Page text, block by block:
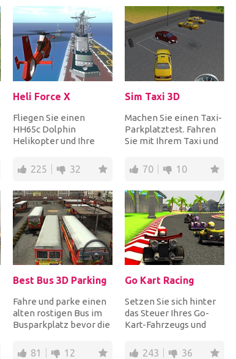
Heli Force X
Fliegen Sie einen
HH65c Dolphin
Helikopter und Ihre
Überlebenden von der
Insel...
225 32
Sim Taxi 3D
Machen Sie einen Taxi-
Parkplatztest. Fahren
Sie mit Ihrem Taxi und
Parkplatz, um...
70 10
Best Bus 3D Parking
Fahre und parke einen
alten rostigen Bus im
Busparkplatz bevor die
Ihre fah...
81 12
Go Kart Racing
Setzen Sie sich hinter
das Steuer Ihres Go-
Kart-Fahrzeugs und
erfahrene Fahrer, um...
243 36